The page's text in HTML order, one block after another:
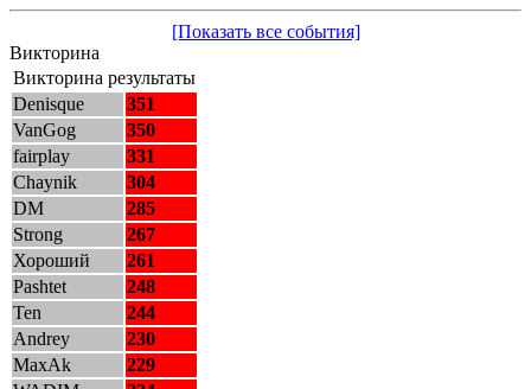
[Показать все события]
Викторина
Викторина результаты
Denisque
351
VanGog
350
fairplay
331
Chaynik
304
DM
285
Strong
267
Хороший
261
Pashtet
248
Ten
244
Andrey
230
MaxAk
229